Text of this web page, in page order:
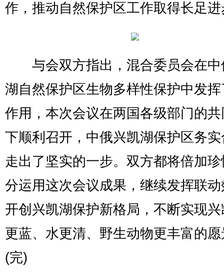
作，推动自然保护区工作取得长足
与会双方指出，混合委员会在中
湖自然保护区生物多样性保护中发
作用，本次会议在两国各级部门的
下顺利召开，中俄兴凯湖保护区务
走出了坚实的一步。双方都将倍加
分运用这次会议成果，继续发挥联
开创兴凯湖保护新格局，不断实现
更蓝、水更清、野生动物更丰富的
(完)